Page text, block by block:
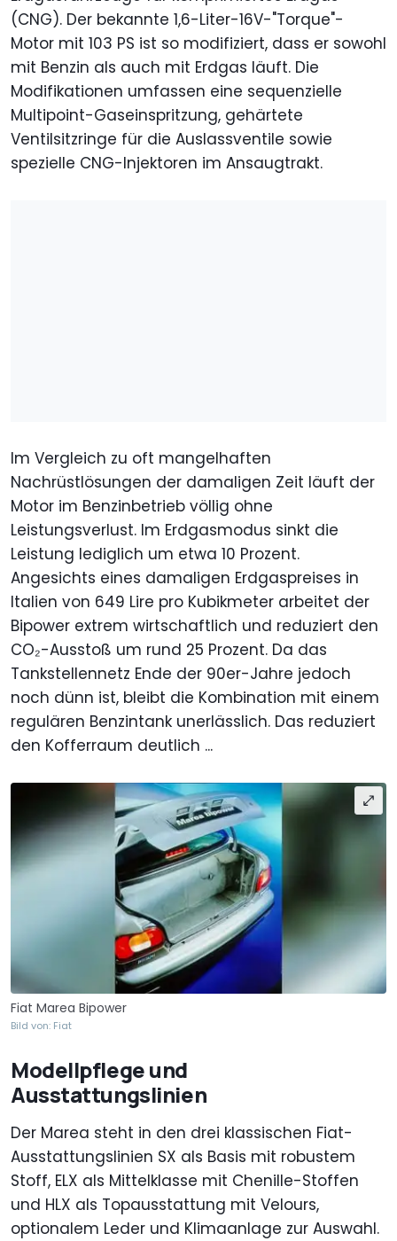
(CNG). Der bekannte 1,6-Liter-16V-"Torque"-
Motor mit 103 PS ist so modifiziert, dass er sowohl
mit Benzin als auch mit Erdgas läuft. Die
Modifikationen umfassen eine sequenzielle
Multipoint-Gaseinspritzung, gehärtete
Ventilsitzringe für die Auslassventile sowie
spezielle CNG-Injektoren im Ansaugtrakt.
Im Vergleich zu oft mangelhaften
Nachrüstlösungen der damaligen Zeit läuft der
Motor im Benzinbetrieb völlig ohne
Leistungsverlust. Im Erdgasmodus sinkt die
Leistung lediglich um etwa 10 Prozent.
Angesichts eines damaligen Erdgaspreises in
Italien von 649 Lire pro Kubikmeter arbeitet der
Bipower extrem wirtschaftlich und reduziert den
CO₂-Ausstoß um rund 25 Prozent. Da das
Tankstellennetz Ende der 90er-Jahre jedoch
noch dünn ist, bleibt die Kombination mit einem
regulären Benzintank unerlässlich. Das reduziert
den Kofferraum deutlich ...
Fiat Marea Bipower
Bild von: Fiat
Modellpflege und
Ausstattungslinien
Der Marea steht in den drei klassischen Fiat-
Ausstattungslinien SX als Basis mit robustem
Stoff, ELX als Mittelklasse mit Chenille-Stoffen
und HLX als Topausstattung mit Velours,
optionalem Leder und Klimaanlage zur Auswahl.